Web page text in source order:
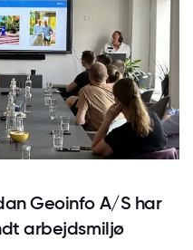
Geoinfo A/S har
arbejdsmiljø